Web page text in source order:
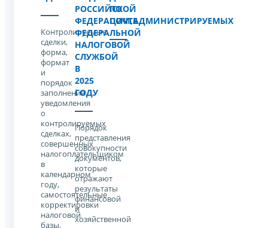
Контролируемые
сделки,
форма,
формат
и
порядок
заполнения
уведомления
о
контролируемых
сделках,
совершенных
налогоплательщиком
в
календарном
году,
самостоятельные
корректировки
налоговой
базы,
РОССИЙСКОЙ
ФЕДЕРАЦИИ,АДМИНИСТРИРУЕМЫХ
ФЕДЕРАЛЬНОЙ
НАЛОГОВОЙ
СЛУЖБОЙ
В
2025
ГОДУ
Порядок
представления
совокупности
документов,
которые
отражают
результаты
финансовой
и
хозяйственной
ПО
ПОЧТЕ